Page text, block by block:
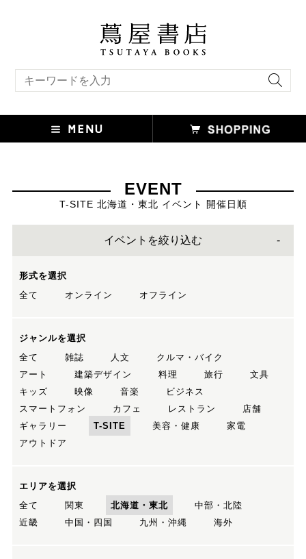
EVENT
T-SITE 北海道・東北 イベント 開催日順
イベントを絞り込む
形式を選択
全て
オンライン オフライン
ジャンルを選択
全て
雑誌 人文
クルマ・バイク
アート
建築デザイン 料理 旅行
文具
キッズ
映像 音楽
ビジネス
スマートフォン
カフェ レストラン
店舗
ギャラリー
T-SITE 美容・健康
家電
アウトドア
エリアを選択
全て
関東 北海道・東北
中部・北陸
近畿
中国・四国 九州・沖縄 海外